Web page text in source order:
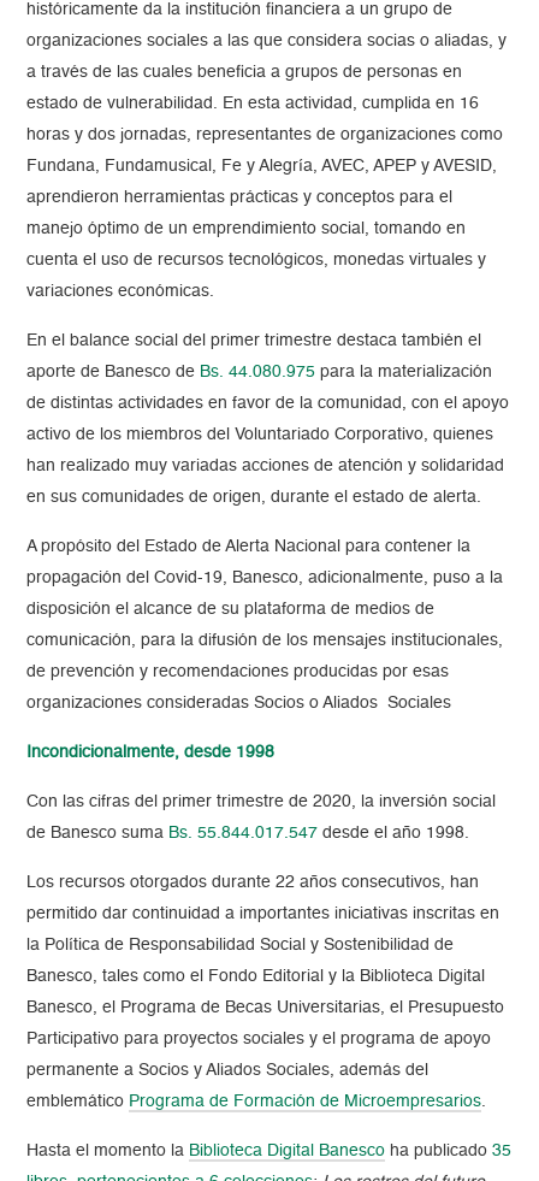
históricamente da la institución financiera a un grupo de
organizaciones sociales a las que considera socias o aliadas, y
a través de las cuales beneficia a grupos de personas en
estado de vulnerabilidad. En esta actividad, cumplida en 16
horas y dos jornadas, representantes de organizaciones como
Fundana, Fundamusical, Fe y Alegría, AVEC, APEP y AVESID,
aprendieron herramientas prácticas y conceptos para el
manejo óptimo de un emprendimiento social, tomando en
cuenta el uso de recursos tecnológicos, monedas virtuales y
variaciones económicas.
En el balance social del primer trimestre destaca también el
aporte de Banesco de Bs. 44.080.975 para la materialización
de distintas actividades en favor de la comunidad, con el apoyo
activo de los miembros del Voluntariado Corporativo, quienes
han realizado muy variadas acciones de atención y solidaridad
en sus comunidades de origen, durante el estado de alerta.
A propósito del Estado de Alerta Nacional para contener la
propagación del Covid-19, Banesco, adicionalmente, puso a la
disposición el alcance de su plataforma de medios de
comunicación, para la difusión de los mensajes institucionales,
de prevención y recomendaciones producidas por esas
organizaciones consideradas Socios o Aliados Sociales
Incondicionalmente, desde 1998
Con las cifras del primer trimestre de 2020, la inversión social
de Banesco suma Bs. 55.844.017.547 desde el año 1998.
Los recursos otorgados durante 22 años consecutivos, han
permitido dar continuidad a importantes iniciativas inscritas en
la Política de Responsabilidad Social y Sostenibilidad de
Banesco, tales como el Fondo Editorial y la Biblioteca Digital
Banesco, el Programa de Becas Universitarias, el Presupuesto
Participativo para proyectos sociales y el programa de apoyo
permanente a Socios y Aliados Sociales, además del
emblemático Programa de Formación de Microempresarios.
Hasta el momento la Biblioteca Digital Banesco ha publicado35